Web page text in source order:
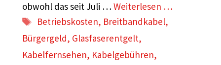
obwohl das seit Juli … Weiterlesen …
Schlagwörter
Betriebskosten, Breitbandkabel,
Bürgergeld, Glasfaserentgelt,
Kabelfernsehen, Kabelgebühren,